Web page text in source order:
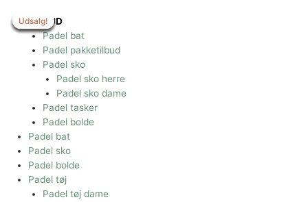
indholdet
TILBUD
Padel bat
Padel pakketilbud
Padel sko
Padel sko herre
Padel sko dame
Padel tasker
Padel bolde
Padel bat
Padel sko
Padel bolde
Padel tøj
Padel tøj dame
Udsalg!
Udsalg!
Udsalg!
Udsalg!
Udsalg!
Udsalg!
Udsalg!